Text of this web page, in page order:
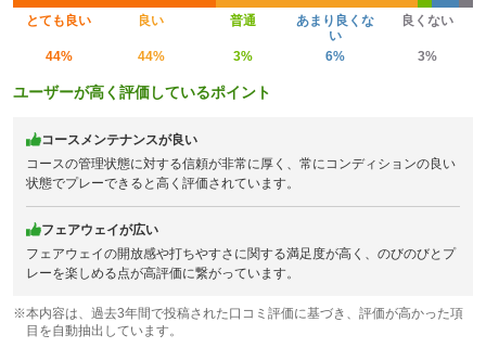
とても良い 良い 普通
あまり良くな
い
良くない
44% 44% 3% 6% 3%
ユーザーが高く評価しているポイント
コースメンテナンスが良い
コースの管理状態に対する信頼が非常に厚く、常にコンディションの良い
状態でプレーできると高く評価されています。
フェアウェイが広い
フェアウェイの開放感や打ちやすさに関する満足度が高く、のびのびとプ
レーを楽しめる点が高評価に繋がっています。
※本内容は、過去3年間で投稿された口コミ評価に基づき、評価が高かった項
目を自動抽出しています。